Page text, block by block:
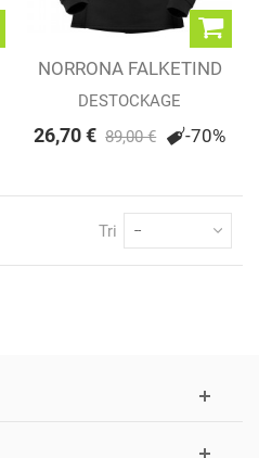
NORRONA FALKETIND
SUPER WOOL...
DESTOCKAGE
26,70 € 89,00 € -70%
Tri --